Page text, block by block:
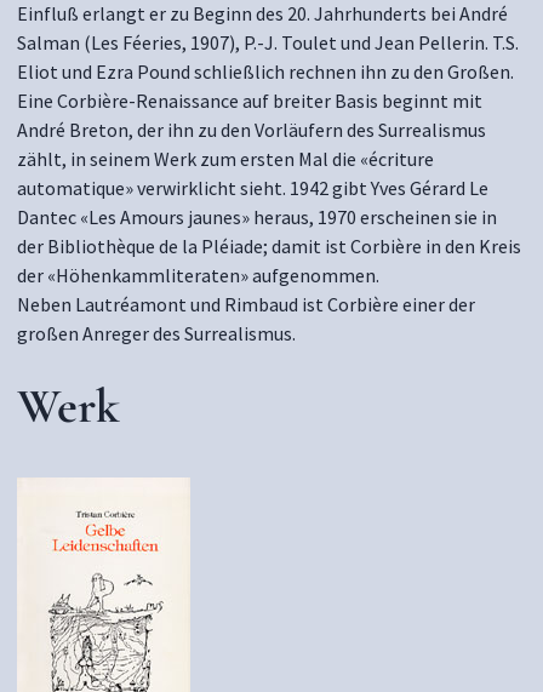
Einfluß erlangt er zu Beginn des 20. Jahrhunderts bei André
Salman (Les Féeries, 1907), P.-J. Toulet und Jean Pellerin. T.S.
Eliot und Ezra Pound schließlich rechnen ihn zu den Großen.
Eine Corbière-Renaissance auf breiter Basis beginnt mit
André Breton, der ihn zu den Vorläufern des Surrealismus
zählt, in seinem Werk zum ersten Mal die «écriture
automatique» verwirklicht sieht. 1942 gibt Yves Gérard Le
Dantec «Les Amours jaunes» heraus, 1970 erscheinen sie in
der Bibliothèque de la Pléiade; damit ist Corbière in den Kreis
der «Höhenkammliteraten» aufgenommen.
Neben Lautréamont und Rimbaud ist Corbière einer der
großen Anreger des Surrealismus.
Werk